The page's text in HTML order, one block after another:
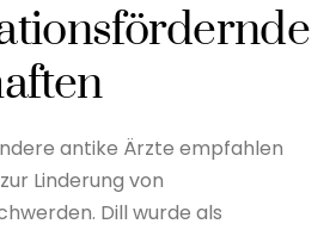
antike Ärzte empfahlen
Linderung von
Dill wurde als